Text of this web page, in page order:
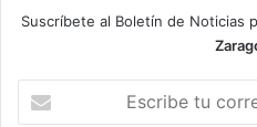
Suscríbete al Boletín de Noticias